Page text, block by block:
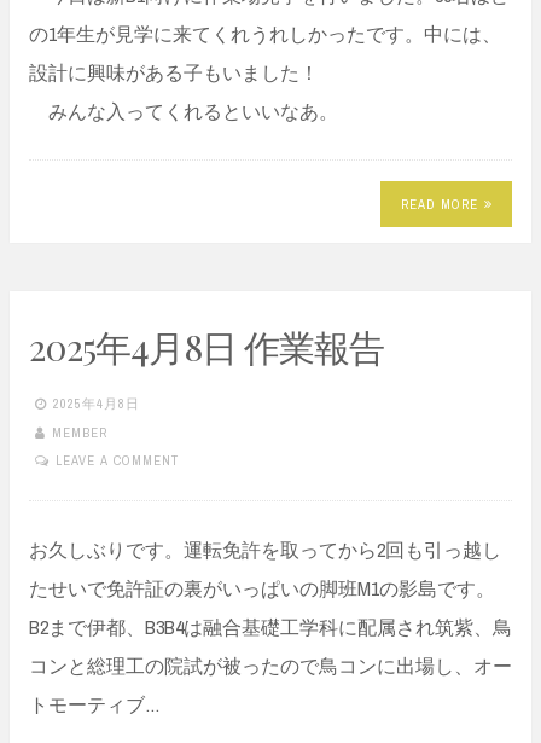
の1年生が見学に来てくれうれしかったです。中には、
設計に興味がある子もいました！
みんな入ってくれるといいなあ。
READ MORE
2025年4月8日 作業報告
2025年4月8日
MEMBER
LEAVE A COMMENT
お久しぶりです。運転免許を取ってから2回も引っ越し
たせいで免許証の裏がいっぱいの脚班M1の影島です。
B2まで伊都、B3B4は融合基礎工学科に配属され筑紫、鳥
コンと総理工の院試が被ったので鳥コンに出場し、オー
トモーティブ…